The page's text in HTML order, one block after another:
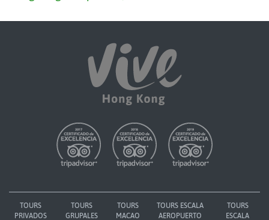
TOURS
PRIVADOS
TOURS
GRUPALES
TOURS
MACAO
TOURS ESCALA
AEROPUERTO
TOURS
ESCALA